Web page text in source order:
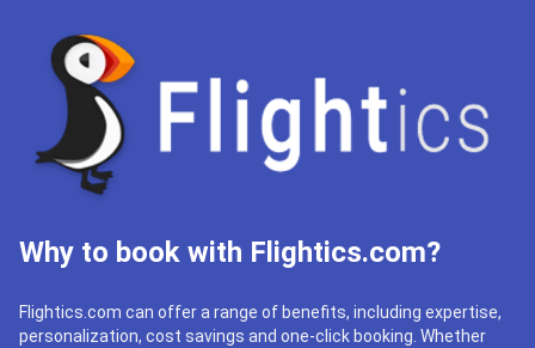
Why to book with Flightics.com?
Flightics.com can offer a range of benefits, including expertise,
personalization, cost savings and one-click booking. Whether